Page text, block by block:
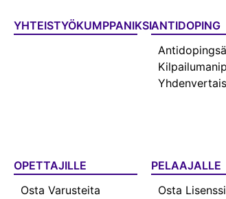
OPETTAJILLE
Osta Varusteita
PELAAJALLE
Osta Lisenssi
YHTEISTYÖKUMPPANIKSIANTIDOPING